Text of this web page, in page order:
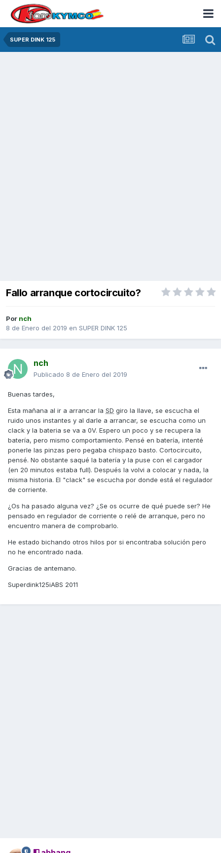
SUPER DINK 125
Fallo arranque cortocircuito?
Por nch
8 de Enero del 2019 en SUPER DINK 125
nch
Publicado 8 de Enero del 2019
Buenas tardes,
Esta mañana al ir a arrancar la SD giro la llave, se escucha el
ruido unos instantes y al darle a arrancar, se escucha como un
clack y la bateria se va a 0V. Espero un poco y se recupera la
batería, pero mismo comportamiento. Pensé en batería, intenté
ponerle las pinzas pero pegaba chispazo basto. Cortocircuito,
pensé. No obstante saqué la batería y la puse con el cargador
(en 20 minutos estaba full). Después la volvi a colocar y nada, la
misma historia. El "clack" se escucha por donde está el regulador
de corriente.
¿Os ha pasado alguna vez? ¿Se os ocurre de qué puede ser? He
pensado en regulador de corriente o relé de arranque, pero no
encuentro manera de comprobarlo.
He estado bichando otros hilos por si encontraba solución pero
no he encontrado nada.
Gracias de antemano.
Superdink125iABS 2011